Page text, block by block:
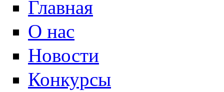
Главная
О нас
Новости
Конкурсы